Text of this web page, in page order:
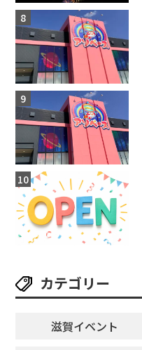
カテゴリー
滋賀イベント